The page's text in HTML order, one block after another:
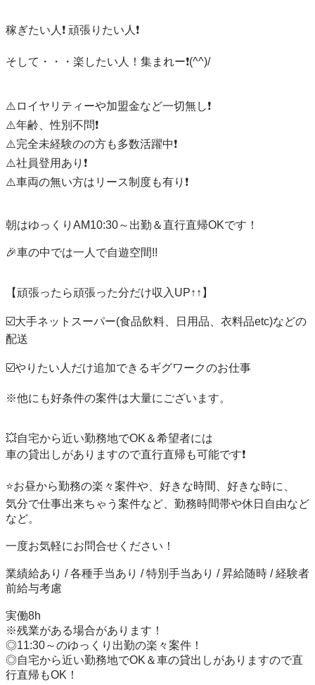
稼ぎたい人❗️ 頑張りたい人❗️
そして・・・楽したい人！集まれー❗️(^^)/
⚠️ロイヤリティーや加盟金など一切無し❗️
⚠️年齢、性別不問❗️
⚠️完全未経験のの方も多数活躍中❗️
⚠️社員登用あり❗️
⚠️車両の無い方はリース制度も有り❗️
朝はゆっくりAM10:30～出勤＆直行直帰OKです！
🎉車の中では一人で自遊空間!!
【頑張ったら頑張った分だけ収入UP↑↑】
☑️大手ネットスーパー(食品飲料、日用品、衣料品etc)などの
配送
☑️やりたい人だけ追加できるギグワークのお仕事
※他にも好条件の案件は大量にございます。
💥自宅から近い勤務地でOK＆希望者には
車の貸出しがありますので直行直帰も可能です❗️
⭐️お昼から勤務の楽々案件や、好きな時間、好きな時に、
気分で仕事出来ちゃう案件など、勤務時間帯や休日自由など
など。
一度お気軽にお問合せください！
業績給あり / 各種手当あり / 特別手当あり / 昇給随時 / 経験者
前給与考慮
実働8h
※残業がある場合があります！
◎11:30～のゆっくり出勤の楽々案件！
◎自宅から近い勤務地でOK＆車の貸出しがありますので直
行直帰もOK！